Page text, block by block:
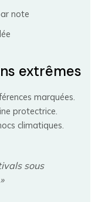
note
extrêmes
marquées.
protectrice.
climatiques.
sous